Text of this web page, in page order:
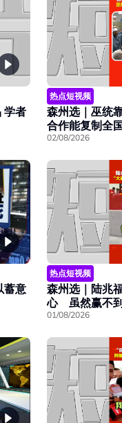
学者
热点短视频
森州选｜巫统
合作能复制全国
02/08/2026
蓄意
热点短视频
森州选｜陆兆
心 虽然赢不
01/08/2026